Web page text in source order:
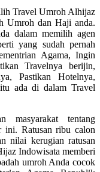
Travel Umroh Alhijaz
Umroh dan Haji anda.
dalam memilih agen
yang sudah pernah
Agama, Ingin
Travelnya berijin,
Pastikan Hotelnya,
ada di dalam Travel
masyarakat tentang
ini. Ratusan ribu calon
nilai kerugian ratusan
Indowisata memberi
umroh Anda cocok